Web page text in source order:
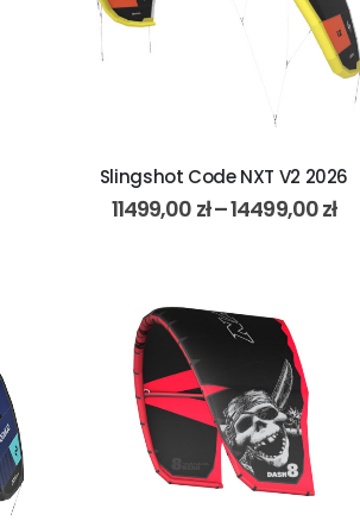
Slingshot Code NXT V2 2026
11499,00 zł–14499,00zł